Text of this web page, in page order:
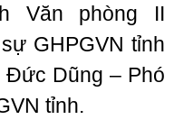
Văn phòng II
GHPGVN tỉnh
Dũng – Phó
tỉnh.